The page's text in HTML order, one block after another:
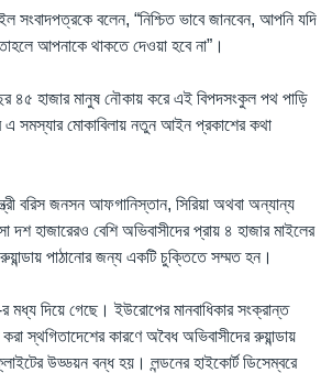
সংবাদপত্রকে বলেন, “নিশ্চিত ভাবে জানবেন, আপনি যদি
আপনাকে থাকতে দেওয়া হবে না”।
৪৫ হাজার মানুষ নৌকায় করে এই বিপদসংকুল পথ পাড়ি
এ সমস্যার মোকাবিলায় নতুন আইন প্রকাশের কথা
বরিস জনসন আফগানিস্তান, সিরিয়া অথবা অন্যান্য
হাজারেরও বেশি অভিবাসীদের প্রায় ৪ হাজার মাইলের
পাঠানোর জন্য একটি চুক্তিতে সম্মত হন।
মধ্য দিয়ে গেছে। ইউরোপের মানবাধিকার সংক্রান্ত
স্থগিতাদেশের কারণে অবৈধ অভিবাসীদের রুয়ান্ডায়
উড্ডয়ন বন্ধ হয়। লন্ডনের হাইকোর্ট ডিসেম্বরে